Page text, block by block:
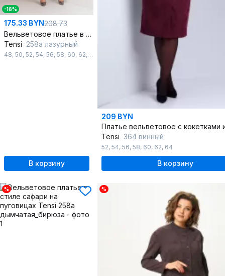
-16%
175.33 BYN208.73
Вельветовое платье в стиле сафари с разрезом
Tensi 258а лазурный
48, 50, 52, 54, 56, 58, 60, 62, 64
В корзину
209 BYN
Tensi 364 винный
52, 54, 56, 58, 60, 62, 64
В корзину
% %